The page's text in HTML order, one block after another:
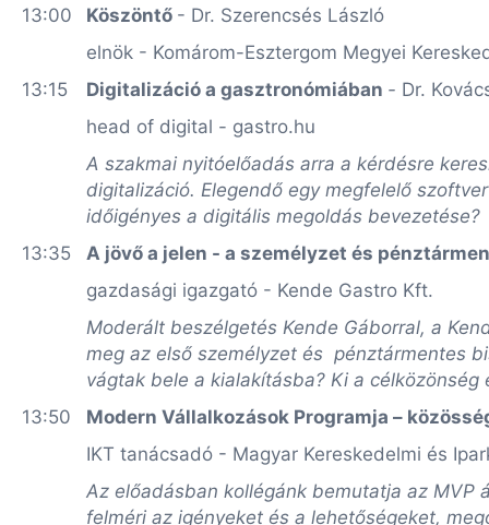
13:00
Köszöntő - Dr. Szerencsés László
elnök - Komárom-Esztergom Megyei
13:15
Digitalizáció a gasztronómiában - Dr.
head of digital - gastro.hu
A szakmai nyitóelőadás arra a kérdésre
digitalizáció. Elegendő egy megfelelő
időigényes a digitális megoldás
13:35
A jövő a jelen - a személyzet és
gazdasági igazgató - Kende Gastro Kft.
Moderált beszélgetés Kende Gáborral, a
meg az első személyzet és pénztármentes
vágtak bele a kialakításba? Ki a
13:50
Modern Vállalkozások Programja –
IKT tanácsadó - Magyar Kereskedelmi és
Az előadásban kollégánk bemutatja az
felméri az igényeket és a lehetőségeket,